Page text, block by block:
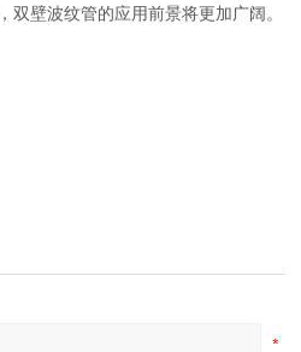
双壁波纹管的应用前景将更加广阔。